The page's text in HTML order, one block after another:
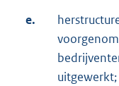
e.
uitgewerkt;